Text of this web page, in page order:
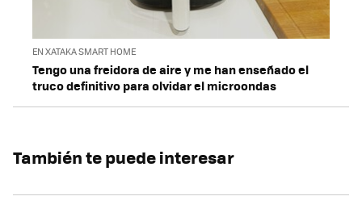
EN XATAKA SMART HOME
Tengo una freidora de aire y me han enseñado el
truco definitivo para olvidar el microondas
También te puede interesar